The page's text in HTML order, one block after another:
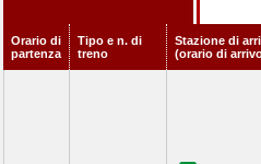
Orario di
partenza
Tipo e n. di
treno
Stazione di
(orario di